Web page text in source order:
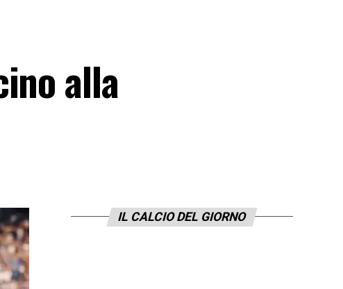
alla
IL CALCIO DEL GIORNO